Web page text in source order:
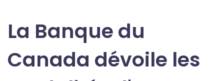
La Banque du
Canada dévoile les